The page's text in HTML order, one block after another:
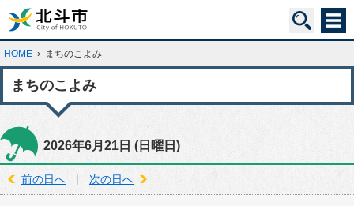
HOME › まちのこよみ
まちのこよみ
2026年6月21日 (日曜日)
前の日へ 次の日へ